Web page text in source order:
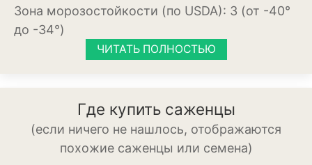
Листовая капуста
Патиссоны
Зона морозостойкости (по USDA): 3 (от -40°
до -34°)
ЧИТАТЬ ПОЛНОСТЬЮ
Где купить саженцы
(если ничего не нашлось, отображаются
похожие саженцы или семена)